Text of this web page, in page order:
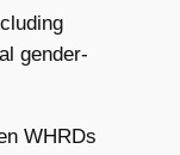
gender-
WHRDs